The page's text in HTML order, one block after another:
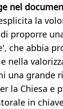
nel
la
proporre
che abbia
nella
una grande
la Chiesa e
in